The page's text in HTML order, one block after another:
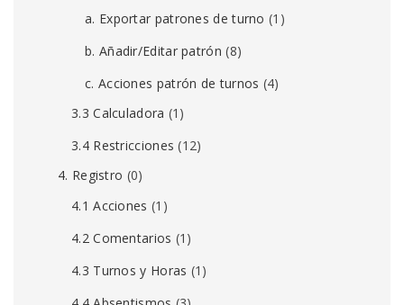
a. Exportar patrones de turno (1)
b. Añadir/Editar patrón (8)
c. Acciones patrón de turnos (4)
3.3 Calculadora (1)
3.4 Restricciones (12)
4. Registro (0)
4.1 Acciones (1)
4.2 Comentarios (1)
4.3 Turnos y Horas (1)